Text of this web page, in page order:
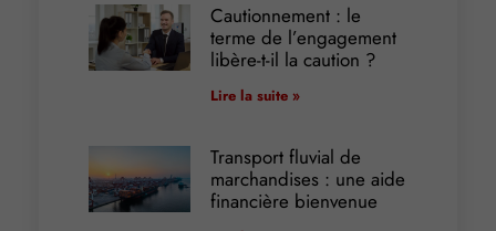
Cautionnement : le
terme de l’engagement
libère-t-il la caution ?
Lire la suite »
Transport fluvial de
marchandises : une aide
financière bienvenue